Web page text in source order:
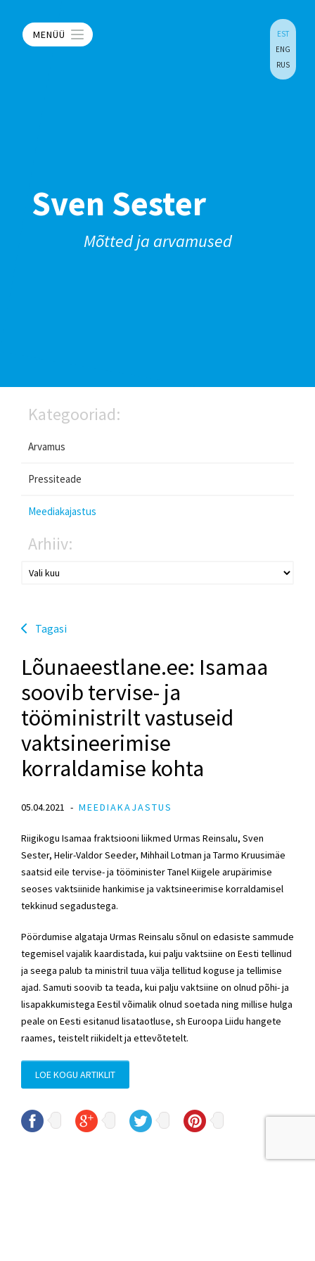
MENÜÜ
EST
ENG
RUS
Sven Sester
Mõtted ja arvamused
Kategooriad:
Arvamus
Pressiteade
Meediakajastus
Arhiiv:
Tagasi
Lõunaeestlane.ee: Isamaa
soovib tervise- ja
tööministrilt vastuseid
vaktsineerimise
korraldamise kohta
05.04.2021 MEEDIAKAJASTUS
Riigikogu Isamaa fraktsiooni liikmed Urmas Reinsalu, Sven
Sester, Helir-Valdor Seeder, Mihhail Lotman ja Tarmo Kruusimäe
saatsid eile tervise- ja tööminister Tanel Kiigele arupärimise
seoses vaktsiinide hankimise ja vaktsineerimise korraldamisel
tekkinud segadustega.
Pöördumise algataja Urmas Reinsalu sõnul on edasiste sammude
tegemisel vajalik kaardistada, kui palju vaktsiine on Eesti tellinud
ja seega palub ta ministril tuua välja tellitud koguse ja tellimise
ajad. Samuti soovib ta teada, kui palju vaktsiine on olnud põhi- ja
lisapakkumistega Eestil võimalik olnud soetada ning millise hulga
peale on Eesti esitanud lisataotluse, sh Euroopa Liidu hangete
raames, teistelt riikidelt ja ettevõtetelt.
LOE KOGU ARTIKLIT